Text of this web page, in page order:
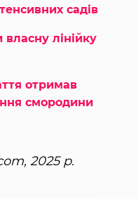
садів
власну лінійку
отримав
смородини
2025 р.